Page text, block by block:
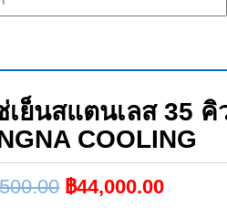
เย็นสแตนเลส 35 คิ
COOLING
฿44,000.00